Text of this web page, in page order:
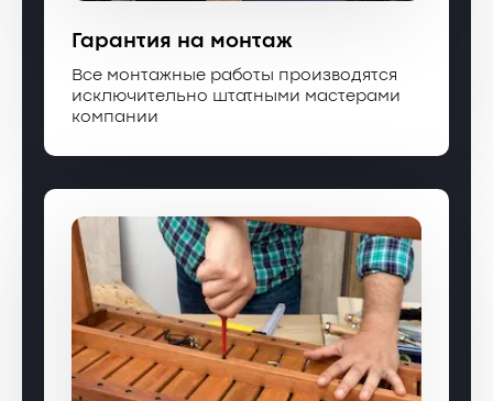
Гарантия на монтаж
Все монтажные работы производятся
исключительно штатными мастерами
компании